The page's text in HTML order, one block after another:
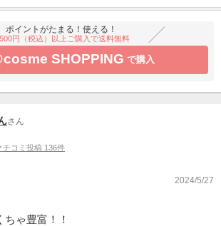
ポイントがたまる！使える！
円（税込）以上ご購入で送料無料
SHOPPING で購入
さん
チコミ投稿 136件
2024/5/27
ゃ豊富！！